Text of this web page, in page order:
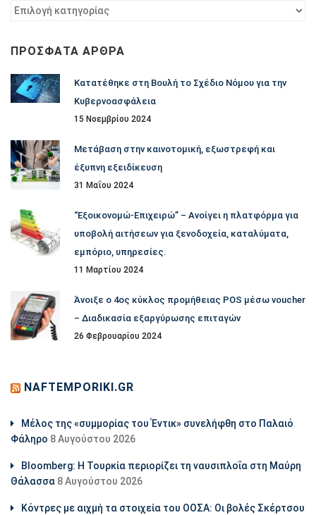
Φίλτρο
ΠΡΌΣΦΑΤΑ ΆΡΘΡΑ
Κατατέθηκε στη Βουλή το Σχέδιο Νόμου για την
Κυβερνοασφάλεια
15 Νοεμβρίου 2024
Μετάβαση στην καινοτομική, εξωστρεφή και
έξυπνη εξειδίκευση
31 Μαΐου 2024
“Εξοικονομώ-Επιχειρώ” – Ανοίγει η πλατφόρμα για
υποβολή αιτήσεων για ξενοδοχεία, καταλύματα,
εμπόριο, υπηρεσίες.
11 Μαρτίου 2024
Άνοιξε ο 4ος κύκλος προμήθειας POS μέσω voucher
– Διαδικασία εξαργύρωσης επιταγών
26 Φεβρουαρίου 2024
NAFTEMPORIKI.GR
Μέλος της «συμμορίας του Έντικ» συνελήφθη στο Παλαιό
Φάληρο 8 Αυγούστου 2026
Bloomberg: Η Τουρκία περιορίζει τη ναυσιπλοΐα στη Μαύρη
Θάλασσα 8 Αυγούστου 2026
Κόντρες με αιχμή τα στοιχεία του ΟΟΣΑ: Οι βολές Σκέρτσου